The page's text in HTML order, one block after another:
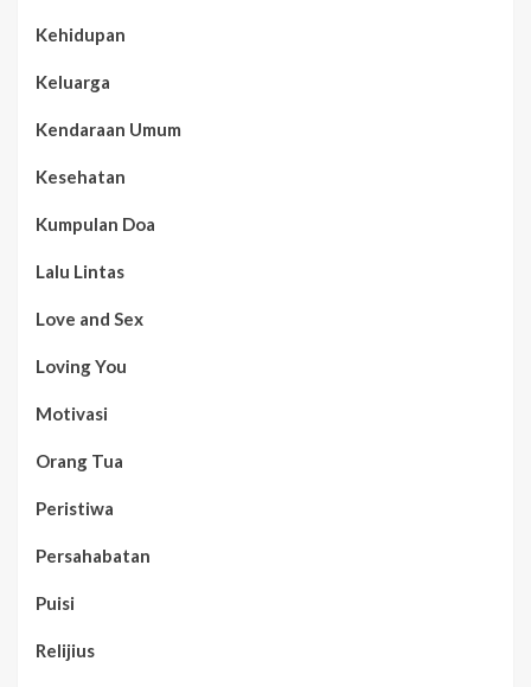
Kehidupan
Keluarga
Kendaraan Umum
Kesehatan
Kumpulan Doa
Lalu Lintas
Love and Sex
Loving You
Motivasi
Orang Tua
Peristiwa
Persahabatan
Puisi
Relijius